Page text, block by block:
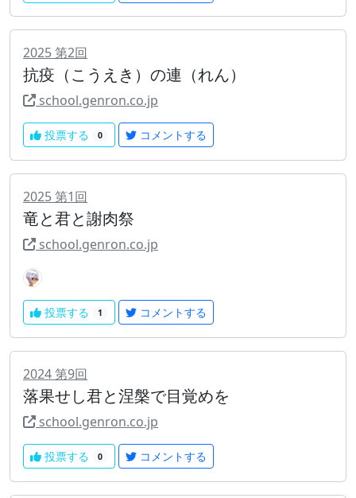
2025第2回
抗疫（こうえき）の連（れん）
school.genron.co.jp
投票する 0 コメントする
2025第1回
竜と君と謝肉祭
school.genron.co.jp
投票する 1 コメントする
2024第9回
落果せし君と涅槃で目覚めを
school.genron.co.jp
投票する 0 コメントする